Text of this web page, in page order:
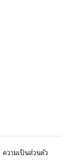
ความเป็นส่วนตัว